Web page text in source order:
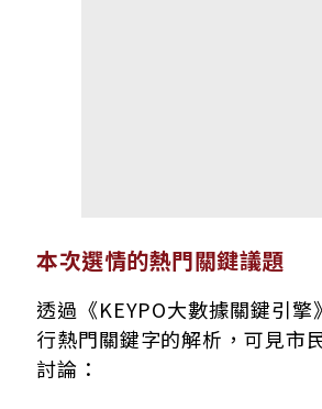
本次選情的熱門關鍵議題
透過 《KEYPO大數據關鍵引
行熱門關鍵字的解析，可見市
討論：